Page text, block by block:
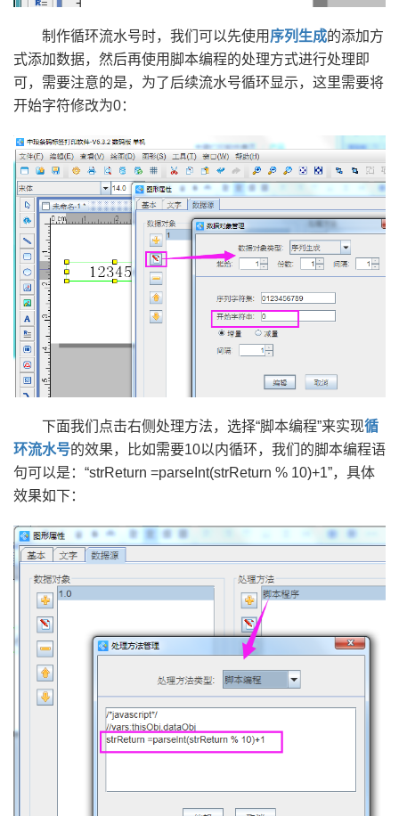
制作循环流水号时，我们可以先使用 序列生成的添加方
式添加数据，然后再使用脚本编程的处理方式进行处理即
可，需要注意的是，为了后续流水号循环显示，这里需要将
开始字符修改为0：
下面我们点击右侧处理方法，选择“脚本编程”来实现循
环流水号的效果，比如需要10以内循环，我们的脚本编程语
句可以是：“strReturn =parseInt(strReturn % 10)+1”，具体
效果如下：